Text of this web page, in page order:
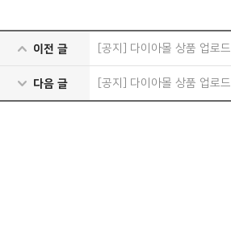
이전 글 [공지] 다이아몰 상품 업로드
다음 글 [공지] 다이아몰 상품 업로드